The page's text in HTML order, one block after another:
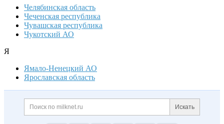
Челябинская область
Чеченская республика
Чувашская республика
Чукотский АО
Я
Ямало-Ненецкий АО
Ярославская область
Дополнительная информация
Поиск по сайту и
Искать